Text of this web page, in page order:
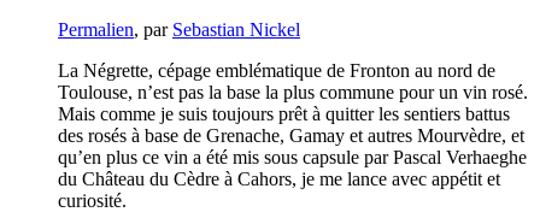
Permalien, par Sebastian Nickel
La Négrette, cépage emblématique de Fronton au nord de
Toulouse, n’est pas la base la plus commune pour un vin rosé.
Mais comme je suis toujours prêt à quitter les sentiers battus
des rosés à base de Grenache, Gamay et autres Mourvèdre, et
qu’en plus ce vin a été mis sous capsule par Pascal Verhaeghe
du Château du Cèdre à Cahors, je me lance avec appétit et
curiosité.